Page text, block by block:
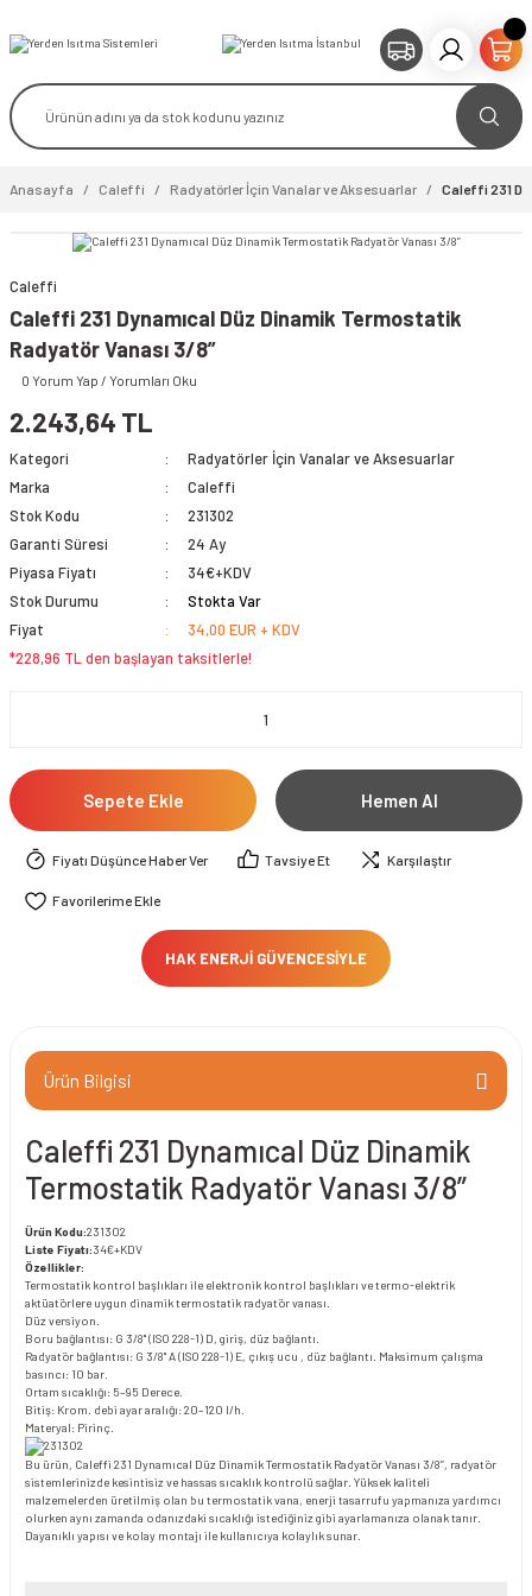
Anasayfa Caleffi Radyatörler İçin Vanalar ve Aksesuarlar Caleffi 231
video izle
Caleffi
Caleffi 231 Dynamıcal Düz Dinamik Termostatik
Radyatör Vanası 3/8”
0 Yorum Yap / Yorumları Oku
2.243,64 TL
Kategori
Radyatörler İçin Vanalar ve Aksesuarlar
Marka
Caleffi
Stok Kodu
231302
Garanti Süresi
24 Ay
Piyasa Fiyatı
34€+KDV
Stok Durumu
Stokta Var
Fiyat
34,00 EUR + KDV
*228,96 TL den başlayan taksitlerle!
Sepete Ekle Hemen Al
Fiyatı Düşünce Haber Ver Tavsiye Et Karşılaştır
HAK ENERJİ GÜVENCESİYLE
Ürün Bilgisi
Caleffi 231 Dynamıcal Düz Dinamik
Termostatik Radyatör Vanası 3/8”
Ürün Kodu:231302
Liste Fiyatı:34€+KDV
Özellikler:
Termostatik kontrol başlıkları ile elektronik kontrol başlıkları ve termo-elektrik
aktüatörlere uygun dinamik termostatik radyatör vanası.
Düz versiyon.
Boru bağlantısı: G 3/8" (ISO 228-1) D, giriş, düz bağlantı.
Radyatör bağlantısı: G 3/8" A (ISO 228-1) E, çıkış ucu , düz bağlantı. Maksimum çalışma
basıncı: 10 bar.
Ortam sıcaklığı: 5–95 Derece.
Bitiş: Krom. debi ayar aralığı: 20–120 l/h.
Materyal: Pirinç.
Bu ürün, Caleffi 231 Dynamıcal Düz Dinamik Termostatik Radyatör Vanası 3/8”, radyatör
sistemlerinizde kesintisiz ve hassas sıcaklık kontrolü sağlar. Yüksek kaliteli
malzemelerden üretilmiş olan bu termostatik vana, enerji tasarrufu yapmanıza yardımcı
olurken aynı zamanda odanızdaki sıcaklığı istediğiniz gibi ayarlamanıza olanak tanır.
Dayanıklı yapısı ve kolay montajı ile kullanıcıya kolaylık sunar.